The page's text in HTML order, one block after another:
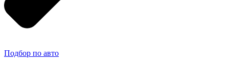
Подбор по авто